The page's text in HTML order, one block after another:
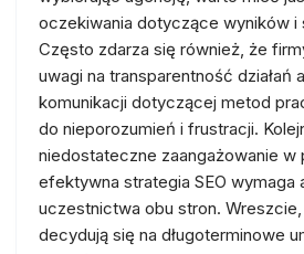
oczekiwania dotyczące wyników i
Często zdarza się również, że
uwagi na transparentność działań
komunikacji dotyczącej metod
do nieporozumień i frustracji.
niedostateczne zaangażowanie w
efektywna strategia SEO wymaga
uczestnictwa obu stron.
decydują się na długoterminowe